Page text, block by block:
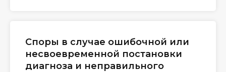
Споры в случае ошибочной или
несвоевременной постановки
диагноза и неправильного